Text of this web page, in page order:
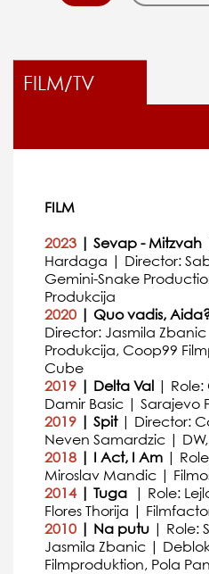
FILM/TV
FILM
2023 | Sevap - Mitzvah
Hardaga | Director:
Gemini-Snake
Produkcija
2020 | Quo vadis,
Director: Jasmila
Produkcija, Coop99
Cube
2019 | Delta Val | Role:
Damir Basic | Sarajevo
2019 | Spit| Director:
Neven Samardzic |
2018 | I Act, I Am |
Miroslav Mandic |
2014 | Tuga | Role:
Flores Thorija |
2010 | Na putu | Role:
Jasmila Zbanic |
Filmproduktion, Pola